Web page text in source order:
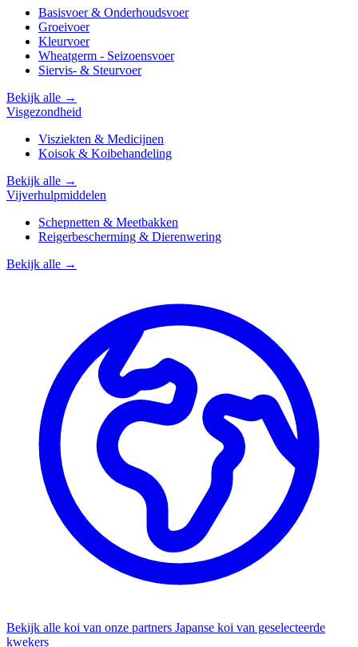
Basisvoer & Onderhoudsvoer
Groeivoer
Kleurvoer
Wheatgerm - Seizoensvoer
Siervis- & Steurvoer
Bekijk alle →
Visgezondheid
Visziekten & Medicijnen
Koisok & Koibehandeling
Bekijk alle →
Vijverhulpmiddelen
Schepnetten & Meetbakken
Reigerbescherming & Dierenwering
Bekijk alle →
Bekijk alle koi van onze partners Japanse koi van geselecteerde
kwekers